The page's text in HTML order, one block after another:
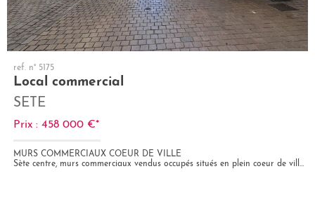
ref. n° 5175
Local commercial
SETE
Prix : 458 000 €*
MURS COMMERCIAUX COEUR DE VILLE
Sète centre, murs commerciaux vendus occupés situés en plein coeur de ville en zone pietonne. Surface 165m² comprenant...